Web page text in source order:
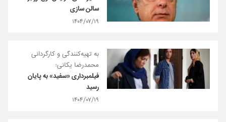
سالن سازی
۱۴۰۴/۰۷/۱۹
به تهیه‌کنندگی و کارگردانی
محمدرضا یکانی؛
فیلمبرداری «سفید» به پایان
رسید
۱۴۰۴/۰۷/۱۹